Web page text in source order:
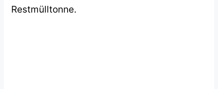
Restmülltonne.